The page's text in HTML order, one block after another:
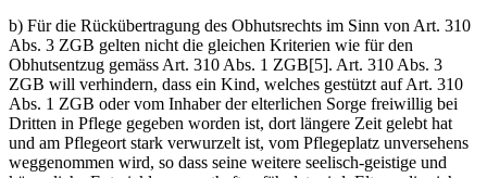
b) Für die Rückübertragung des Obhutsrechts im Sinn von Art. 310
Abs. 3 ZGB gelten nicht die gleichen Kriterien wie für den
Obhutsentzug gemäss Art. 310 Abs. 1 ZGB[5]. Art. 310 Abs. 3
ZGB will verhindern, dass ein Kind, welches gestützt auf Art. 310
Abs. 1 ZGB oder vom Inhaber der elterlichen Sorge freiwillig bei
Dritten in Pflege gegeben worden ist, dort längere Zeit gelebt hat
und am Pflegeort stark verwurzelt ist, vom Pflegeplatz unversehens
weggenommen wird, so dass seine weitere seelisch-geistige und